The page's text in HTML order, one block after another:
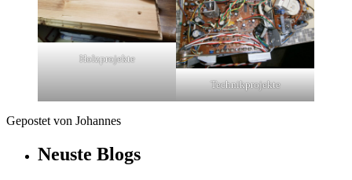
Holzprojekte
Technikprojekte
Gepostet von Johannes
Neuste Blogs